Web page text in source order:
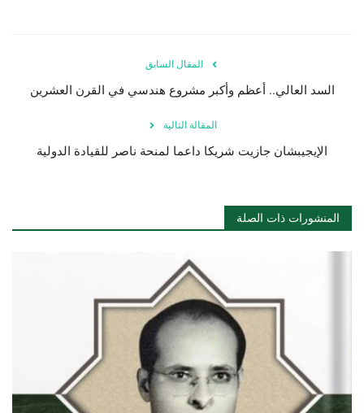
المقال السابق
السد العالي.. أعظم وأكبر مشروع هندسي في القرن العشرين
المقالة التالية
الإيجيبشان جازيت شريكا داعما لمنحة ناصر للقيادة الدولية
المنشورات ذات الصلة